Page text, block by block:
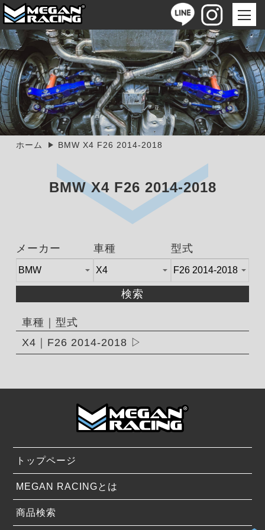
ホーム BMW X4 F26 2014-2018
BMW X4 F26 2014-2018
メーカー 車種 型式
検索
車種｜型式
X4｜F26 2014-2018
トップページ
MEGAN RACINGとは
商品検索